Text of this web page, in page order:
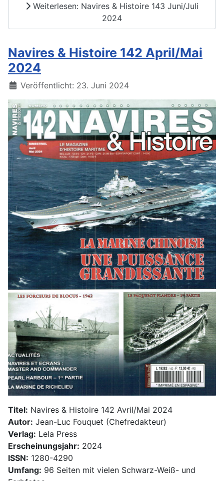
Weiterlesen: Navires & Histoire 143 Juni/Juli
2024
Navires & Histoire 142 April/Mai
2024
Details
Veröffentlicht: 23. Juni 2024
Titel: Navires & Histoire 142 Avril/Mai 2024
Autor: Jean-Luc Fouquet (Chefredakteur)
Verlag: Lela Press
Erscheinungsjahr: 2024
ISSN: 1280-4290
Umfang: 96 Seiten mit vielen Schwarz-Weiß- und